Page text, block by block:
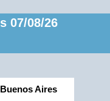
07/08/26
Buenos Aires